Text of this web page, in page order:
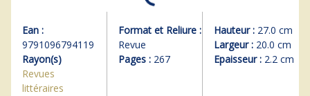
Ean :
9791096794119
Rayon(s)
Revues
littéraires
Format et Reliure :
Revue
Pages :267
Hauteur : 27.0 cm
Largeur : 20.0 cm
Epaisseur : 2.2 cm